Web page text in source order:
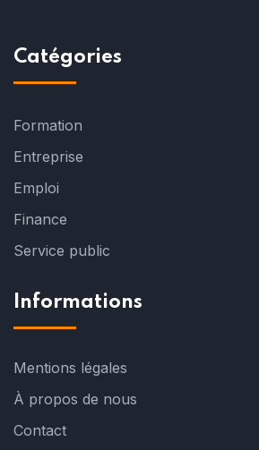
Catégories
Formation
Entreprise
Emploi
Finance
Service public
Informations
Mentions légales
À propos de nous
Contact